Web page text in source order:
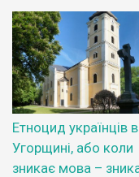
Етноцид українців в
Угорщині, або коли
зникає мова –